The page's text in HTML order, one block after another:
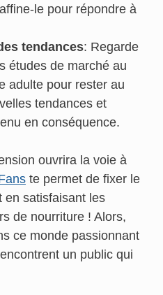
le pour répondre à
tendances: Regarde
études de marché au
adulte pour rester au
tendances et
en conséquence.
ouvrira la voie à
te permet de fixer le
en satisfaisant les
de nourriture ! Alors,
ce monde passionnant
un public qui